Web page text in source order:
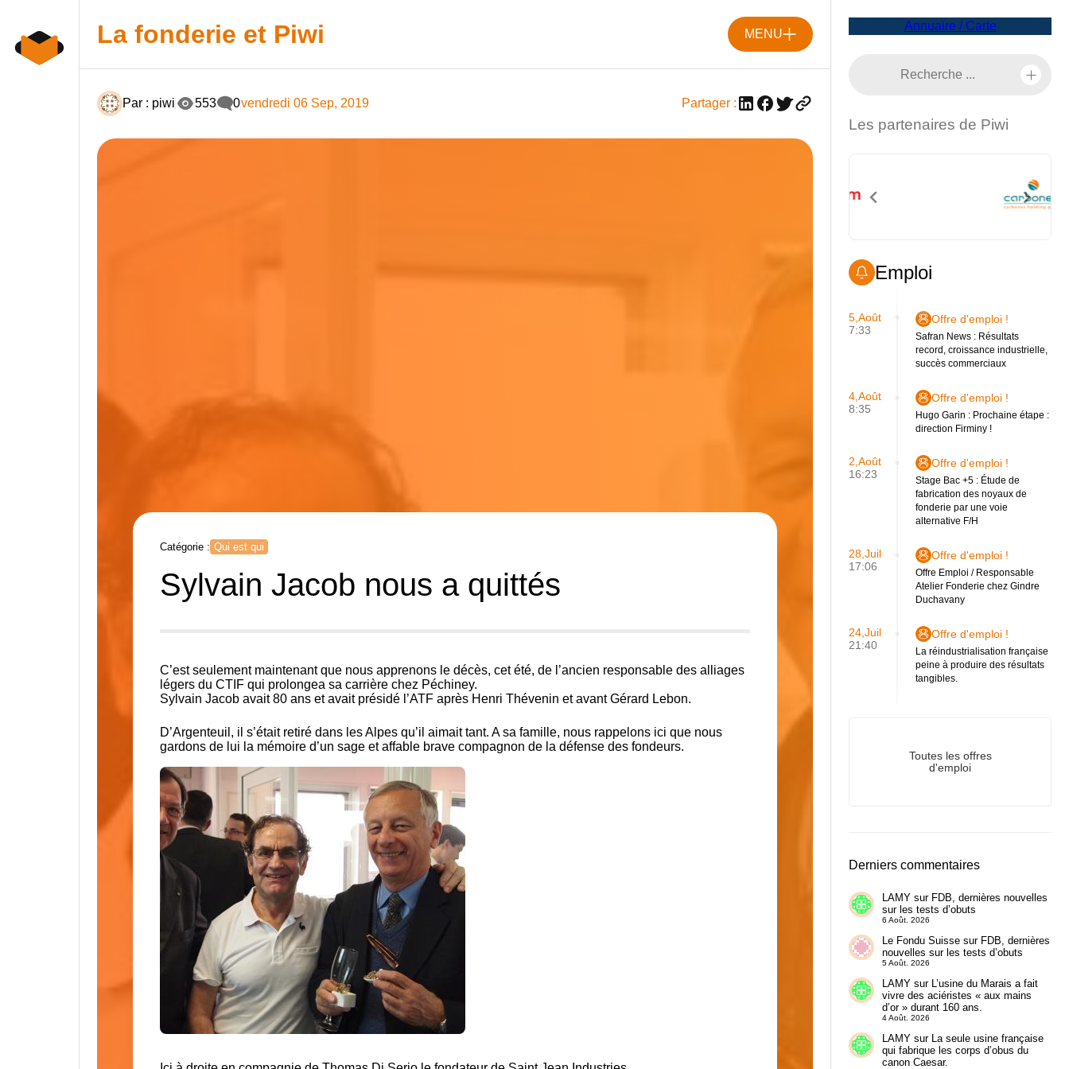
content
La fonderie et Piwi MENU
Par : piwi 553 0vendredi 06 Sep, 2019 Partager :
Catégorie : Qui est qui
Sylvain Jacob nous a quittés
C’est seulement maintenant que nous apprenons le décès, cet été, de l’ancien responsable des alliages
légers du CTIF qui prolongea sa carrière chez Péchiney.
Sylvain Jacob avait 80 ans et avait présidé l’ATF après Henri Thévenin et avant Gérard Lebon.
D’Argenteuil, il s’était retiré dans les Alpes qu’il aimait tant. A sa famille, nous rappelons ici que nous
gardons de lui la mémoire d’un sage et affable brave compagnon de la défense des fondeurs.
Annuaire / Carte
Les partenaires de Piwi
Emploi
5,Août
7:33
Offre d'emploi !
Safran News : Résultats
record, croissance industrielle,
succès commerciaux
4,Août
8:35
Offre d'emploi !
Hugo Garin : Prochaine étape :
direction Firminy !
2,Août
16:23
Offre d'emploi !
Stage Bac +5 : Étude de
fabrication des noyaux de
fonderie par une voie
alternative F/H
28,Juil
17:06
Offre d'emploi !
Offre Emploi / Responsable
Atelier Fonderie chez Gindre
Duchavany
24,Juil
21:40
Offre d'emploi !
La réindustrialisation française
peine à produire des résultats
tangibles.
Toutes les offres
d'emploi
Derniers commentaires
LAMYsur FDB, dernières nouvelles
sur les tests d’obuts
6 Août. 2026
Le Fondu Suissesur FDB, dernières
nouvelles sur les tests d’obuts
5 Août. 2026
LAMYsur L’usine du Marais a fait
vivre des aciéristes « aux mains
d’or » durant 160 ans.
4 Août. 2026
LAMYsur
La seule usine française
qui fabrique les corps d’obus du
canon Caesar.